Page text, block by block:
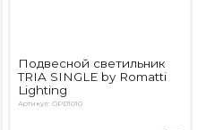
Подвесной светильник
TRIA SINGLE by Romatti
Lighting
Артикул: OPD1010